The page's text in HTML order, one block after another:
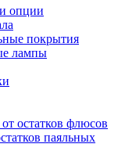
опции
покрытия
лампы
остатков флюсов
паяльных